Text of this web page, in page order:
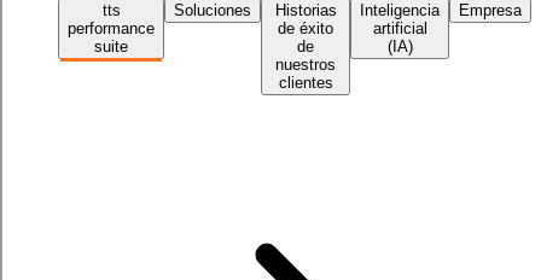
tts
performance
suite
Soluciones
Historias
de éxito
de
nuestros
clientes
Inteligencia
artificial
(IA)
Empresa